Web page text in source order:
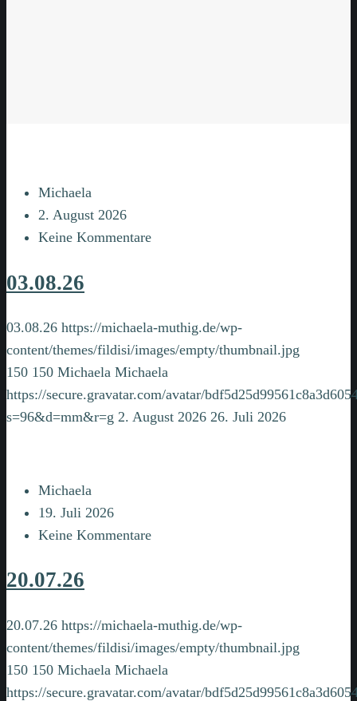
Michaela
2. August 2026
Keine Kommentare
03.08.26
03.08.26 https://michaela-muthig.de/wp-
content/themes/fildisi/images/empty/thumbnail.jpg
150 150 Michaela Michaela
https://secure.gravatar.com/avatar/
s=96&d=mm&r=g 2. August 2026 26. Juli 2026
Michaela
19. Juli 2026
Keine Kommentare
20.07.26
20.07.26 https://michaela-muthig.de/wp-
content/themes/fildisi/images/empty/thumbnail.jpg
150 150 Michaela Michaela
https://secure.gravatar.com/avatar/